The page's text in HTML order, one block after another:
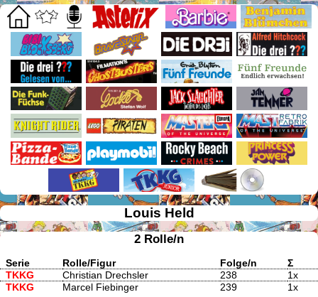
Louis Held
2 Rolle/n
Serie Rolle/Figur Folge/n
Σ
TKKG
Christian Drechsler 238
1x
TKKG
Marcel Fiebinger 239 1x